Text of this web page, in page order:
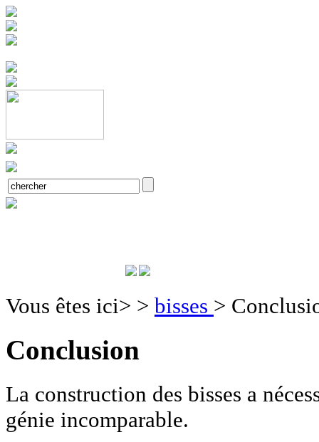
Vous êtes ici> > bisses >
Conclusion
La construction des bisses a
génie incomparable.